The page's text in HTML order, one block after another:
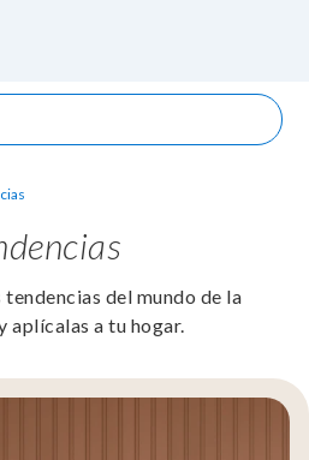
del mundo de la
aplícalas a tu hogar.